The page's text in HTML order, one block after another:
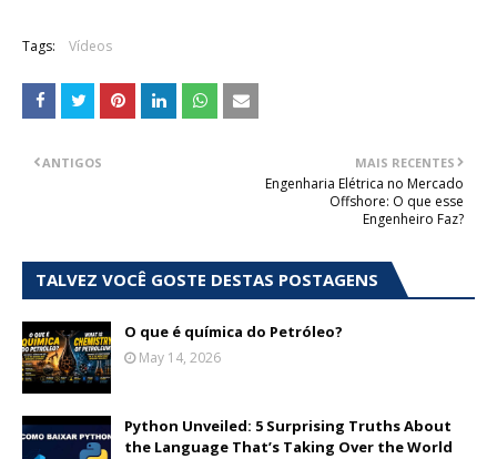
Tags: Vídeos
MAIS RECENTES
Engenharia Elétrica no Mercado
Offshore: O que esse
Engenheiro Faz?
ANTIGOS
TALVEZ VOCÊ GOSTE DESTAS POSTAGENS
O que é química do Petróleo?
May 14, 2026
Python Unveiled: 5 Surprising Truths About
the Language That’s Taking Over the World